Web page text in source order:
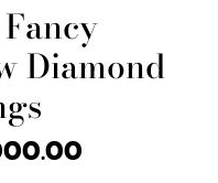
Diamond